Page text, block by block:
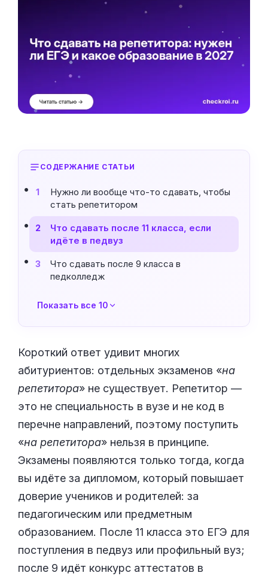
СОДЕРЖАНИЕ СТАТЬИ
1
Нужно ли вообще что-то сдавать, чтобы
стать репетитором
2
Что сдавать после 11 класса, если
идёте в педвуз
3
Что сдавать после 9 класса в
педколледж
Показать все 10
Короткий ответ удивит многих
абитуриентов: отдельных экзаменов «на
репетитора» не существует. Репетитор —
это не специальность в вузе и не код в
перечне направлений, поэтому поступить
«на репетитора» нельзя в принципе.
Экзамены появляются только тогда, когда
вы идёте за дипломом, который повышает
доверие учеников и родителей: за
педагогическим или предметным
образованием. После 11 класса это ЕГЭ для
поступления в педвуз или профильный вуз;
после 9 идёт конкурс аттестатов в